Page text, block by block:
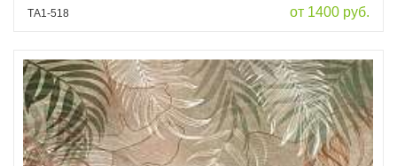
ТА1-518 от 1400 руб.